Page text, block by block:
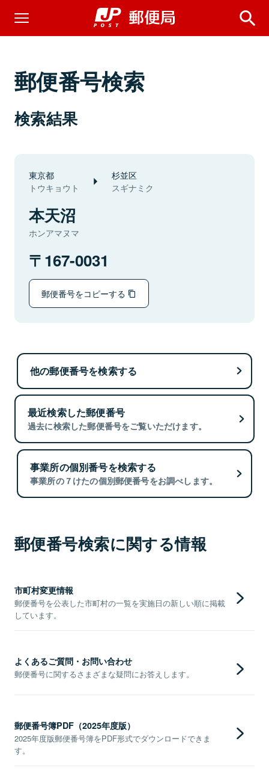
郵便番号検索
検索結果
東京都
トウキョウト
杉並区
スギナミク
本天沼
ホンアマヌマ
167-0031
郵便番号をコピーする
他の郵便番号を検索する
最近検索した郵便番号
過去に検索した郵便番号をご覧いただけます。
事業所の個別番号を検索する
事業所の７けたの個別郵便番号をお調べします。
郵便番号検索に関する情報
市町村変更情報
郵便番号を公表した市町村の一覧を実施日の新しい順に掲載
しています。
よくあるご質問・お問い合わせ
郵便番号に関するさまざまな疑問にお答えします。
郵便番号簿PDF（2025年度版）
2025年度版郵便番号簿をPDF形式でダウンロードできま
す。